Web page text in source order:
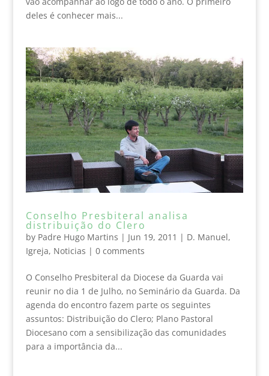
deles é conhecer mais...
Conselho Presbiteral analisa
distribuição do Clero
by Padre Hugo Martins | Jun 19, 2011 | D. Manuel,
Igreja, Noticias | 0 comments
O Conselho Presbiteral da Diocese da Guarda vai
reunir no dia 1 de Julho, no Seminário da Guarda. Da
agenda do encontro fazem parte os seguintes
assuntos: Distribuição do Clero; Plano Pastoral
Diocesano com a sensibilização das comunidades
para a importância da...